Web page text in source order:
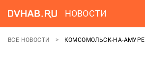
НОВОСТИ
ВСЕ НОВОСТИ КОМСОМОЛЬСК-НА-АМУРЕ